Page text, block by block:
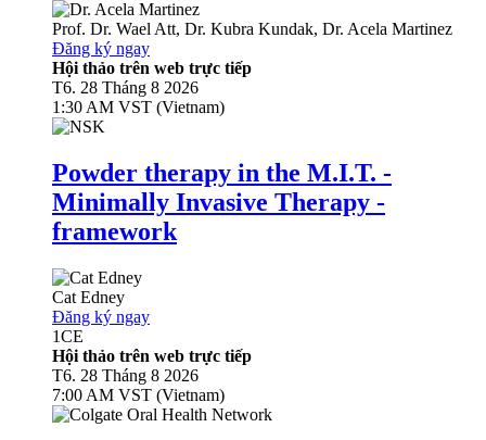
Prof. Dr. Wael Att, Dr. Kubra Kundak, Dr. Acela Martinez
Đăng ký ngay
Hội thảo trên web trực tiếp
T6. 28 Tháng 8 2026
1:30 AM VST (Vietnam)
Powder therapy in the M.I.T. -
Minimally Invasive Therapy -
framework
Cat Edney
Đăng ký ngay
1CE
Hội thảo trên web trực tiếp
T6. 28 Tháng 8 2026
7:00 AM VST (Vietnam)